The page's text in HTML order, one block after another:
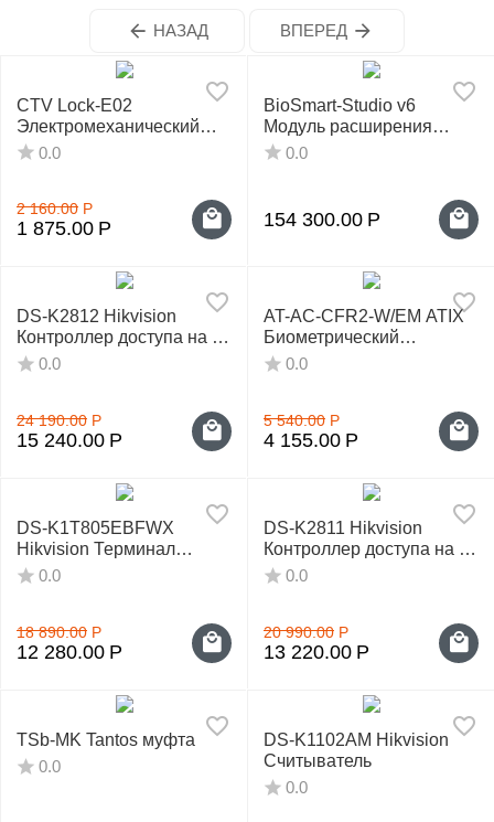
НАЗАД ВПЕРЕД
CTV Lock-E02
Электромеханический
замок
0.0
2 160.00 Р
1 875.00 Р
BioSmart-Studio v6
Модуль расширения
«Сетевое рабочее место»
мест
0.0
154 300.00 Р
DS-K2812 Hikvision
Контроллер доступа на 2
двери
0.0
24 190.00 Р
15 240.00 Р
AT-AC-CFR2-W/EM ATIX
Биометрический
терминал
0.0
5 540.00 Р
4 155.00 Р
DS-K1T805EBFWX
Hikvision Терминал
доступа
0.0
18 890.00 Р
12 280.00 Р
DS-K2811 Hikvision
Контроллер доступа на 1
дверь
0.0
20 990.00 Р
13 220.00 Р
TSb-MK Tantos муфта
0.0
DS-K1102AM Hikvision
Считыватель
0.0